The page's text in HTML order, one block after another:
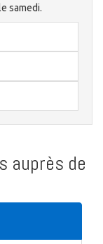
samedi.
auprès de